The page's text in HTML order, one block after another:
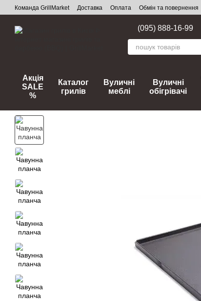
Перейти до основного контенту
Команда GrillMarket Доставка Оплата Обмін та повернення
(095) 888-16-99
Акція
SALE
%
Каталог
грилів
Вуличні
меблі
Вуличні
обігрівачі